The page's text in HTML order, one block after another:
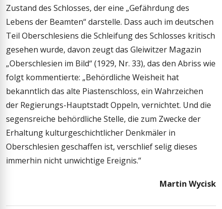
Zustand des Schlosses, der eine „Gefährdung des
Lebens der Beamten“ darstelle. Dass auch im deutschen
Teil Oberschlesiens die Schleifung des Schlosses kritisch
gesehen wurde, davon zeugt das Gleiwitzer Magazin
„Oberschlesien im Bild“ (1929, Nr. 33), das den Abriss wie
folgt kommentierte: „Behördliche Weisheit hat
bekanntlich das alte Piastenschloss, ein Wahrzeichen
der Regierungs-Hauptstadt Oppeln, vernichtet. Und die
segensreiche behördliche Stelle, die zum Zwecke der
Erhaltung kulturgeschichtlicher Denkmäler in
Oberschlesien geschaffen ist, verschlief selig dieses
immerhin nicht unwichtige Ereignis.“
Martin Wycisk